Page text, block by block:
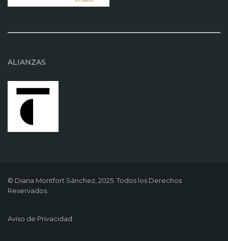
ALIANZAS
© Diana Montfort Sánchez, 2025. Todos los Derechos
Reservados.
Aviso de Privacidad